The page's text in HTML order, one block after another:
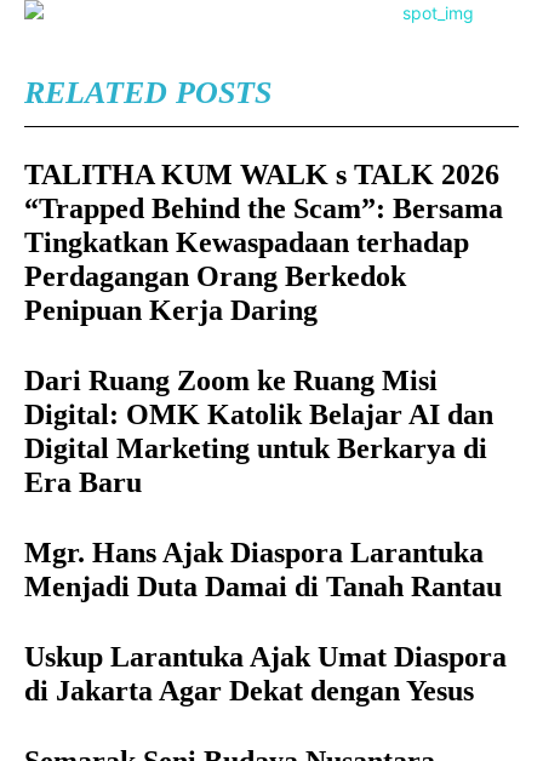
RELATED POSTS
TALITHA KUM WALK s TALK 2026
“Trapped Behind the Scam”: Bersama
Tingkatkan Kewaspadaan terhadap
Perdagangan Orang Berkedok
Penipuan Kerja Daring
Dari Ruang Zoom ke Ruang Misi
Digital: OMK Katolik Belajar AI dan
Digital Marketing untuk Berkarya di
Era Baru
Mgr. Hans Ajak Diaspora Larantuka
Menjadi Duta Damai di Tanah Rantau
Uskup Larantuka Ajak Umat Diaspora
di Jakarta Agar Dekat dengan Yesus